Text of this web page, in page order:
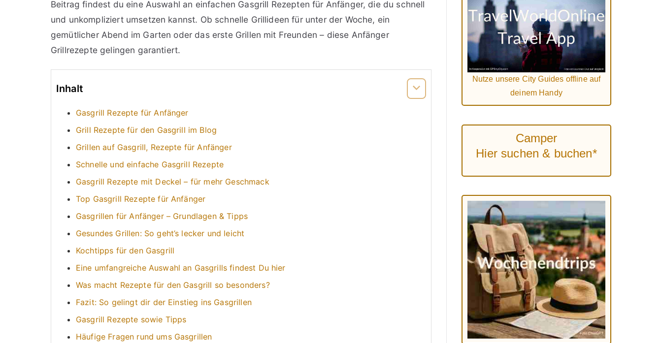
Beitrag findest du eine Auswahl an einfachen Gasgrill Rezepten für Anfänger, die du schnell
und unkompliziert umsetzen kannst. Ob schnelle Grillideen für unter der Woche, ein
gemütlicher Abend im Garten oder das erste Grillen mit Freunden – diese Anfänger
Grillrezepte gelingen garantiert.
Inhalt
Gasgrill Rezepte für Anfänger
Grill Rezepte für den Gasgrill im Blog
Grillen auf Gasgrill, Rezepte für Anfänger
Schnelle und einfache Gasgrill Rezepte
Gasgrill Rezepte mit Deckel – für mehr Geschmack
Top Gasgrill Rezepte für Anfänger
Gasgrillen für Anfänger – Grundlagen & Tipps
Gesundes Grillen: So geht’s lecker und leicht
Kochtipps für den Gasgrill
Eine umfangreiche Auswahl an Gasgrills findest Du hier
Was macht Rezepte für den Gasgrill so besonders?
Fazit: So gelingt dir der Einstieg ins Gasgrillen
Gasgrill Rezepte sowie Tipps
Häufige Fragen rund ums Gasgrillen
Nutze unsere City Guides offline auf
deinem Handy
Camper
Hier suchen & buchen*